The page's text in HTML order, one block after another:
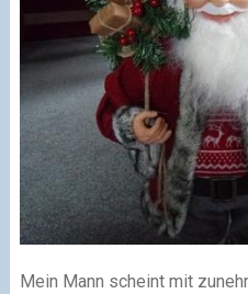
Mein Mann scheint mit